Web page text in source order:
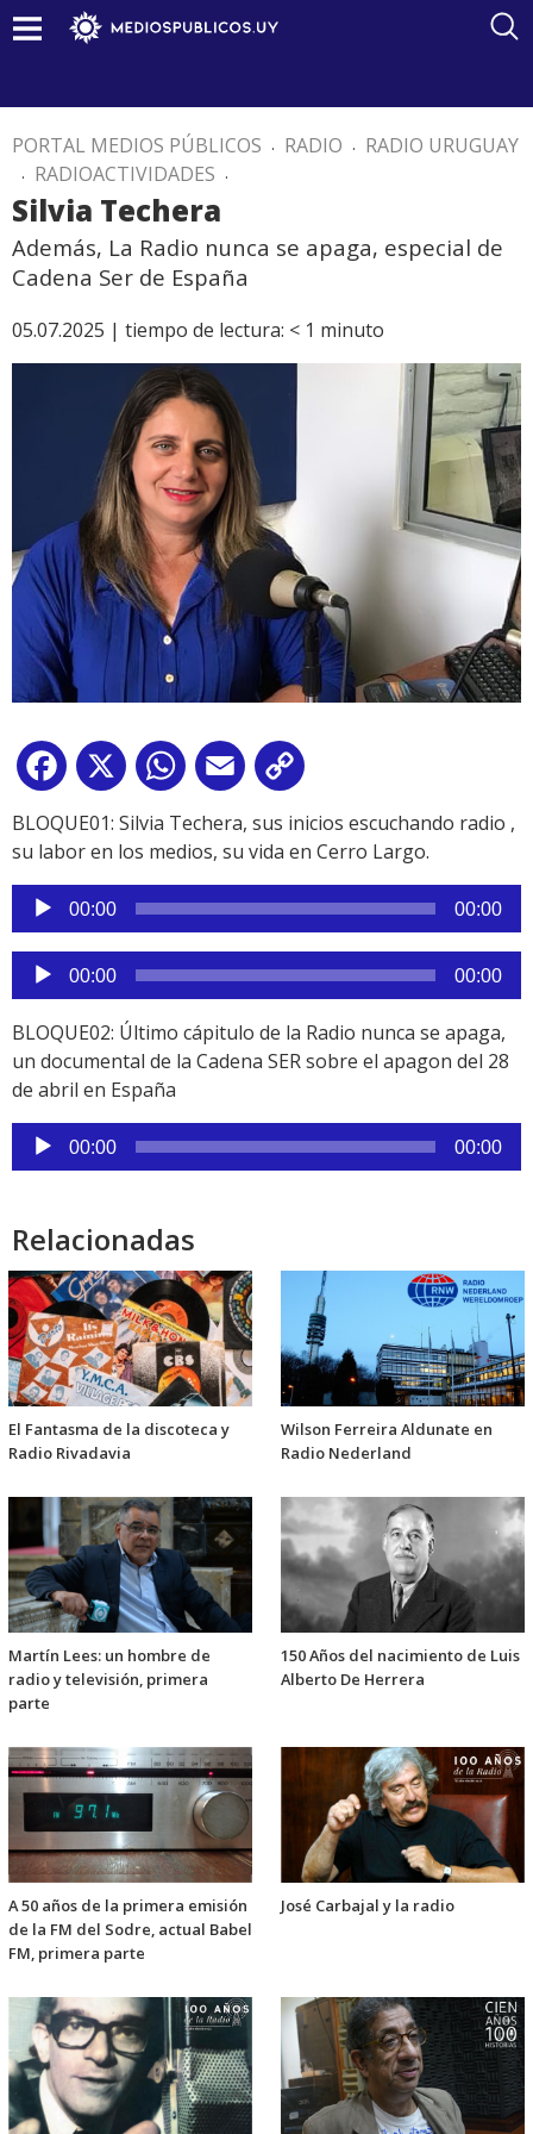
PORTAL MEDIOS PÚBLICOS . RADIO . RADIO URUGUAY
. RADIOACTIVIDADES .
Silvia Techera
Además, La Radio nunca se apaga, especial de
Cadena Ser de España
05.07.2025 | tiempo de lectura: < 1 minuto
Facebook
X WhatsApp
Email
Link
BLOQUE01: Silvia Techera, sus inicios escuchando radio ,
su labor en los medios, su vida en Cerro Largo.
Reproductor
de
audio
00:00 00:00
Reproductor
de
audio
00:00 00:00
BLOQUE02: Último cápitulo de la Radio nunca se apaga,
un documental de la Cadena SER sobre el apagon del 28
de abril en España
Reproductor
de
00:00 00:00
Relacionadas
El Fantasma de la discoteca y
Radio Rivadavia
Wilson Ferreira Aldunate en
Radio Nederland
Martín Lees: un hombre de
radio y televisión, primera
parte
150 Años del nacimiento de Luis
Alberto De Herrera
A 50 años de la primera emisión
de la FM del Sodre, actual Babel
FM, primera parte
José Carbajal y la radio